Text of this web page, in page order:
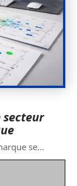
secteur
se…